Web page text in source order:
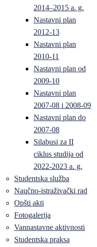
2014–2015 a. g.
Nastavni plan
2012-13
Nastavni plan
2010-11
Nastavni plan od
2009-10
Nastavni plan
2007-08 i 2008-09
Nastavni plan do
2007-08
Silabusi za II
ciklus studija od
2022-2023 a. g.
Studentska služba
Naučno-istraživački rad
Opšti akti
Fotogalerija
Vannastavne aktivnosti
Studentska praksa